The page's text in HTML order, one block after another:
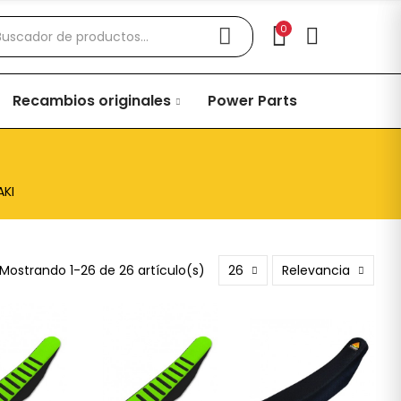
0
Recambios originales Power Parts
Mostrando 1-26 de 26 artículo(s) 26 Relevancia